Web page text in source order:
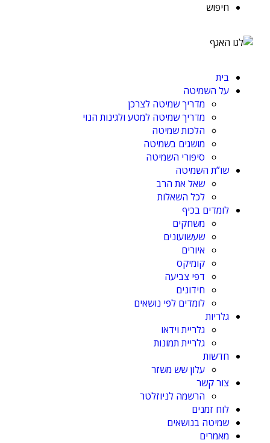
חיפוש
בית
על השמיטה
מדריך שמיטה לצרכן
מדריך שמיטה למטע ולגינות הנוי
הלכות שמיטה
מושגים בשמיטה
סיפורי השמיטה
שו”ת השמיטה
שאל את הרב
לכל השאלות
לומדים בכיף
משחקים
שעשועונים
איורים
קומיקס
דפי צביעה
חידונים
לומדים לפי נושאים
גלריות
גלריית וידאו
גלריית תמונות
חדשות
עלון שש משזר
צור קשר
הרשמה לניוזלטר
לוח זמנים
שמיטה בנושאים
מאמרים